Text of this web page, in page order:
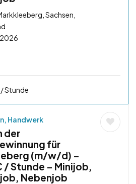
Sachsen,
/ Stunde
Handwerk
der
für
(m/w/d) –
Stunde – Minijob,
Nebenjob